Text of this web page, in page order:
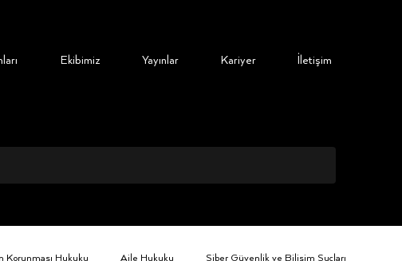
Ekibimiz Yayınlar Kariyer İletişim
Korunması Hukuku Aile Hukuku Siber Güvenlik ve Bilişim Suçları